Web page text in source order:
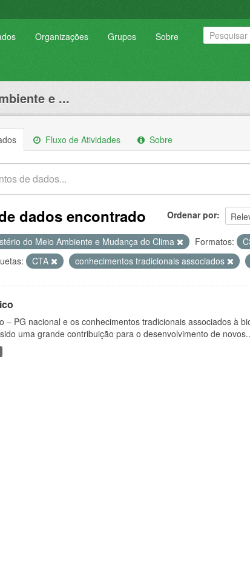
Organizações Grupos Sobre
e ...
Fluxo de Atividades Sobre
Ordenar por
dados encontrado
do Meio Ambiente e Mudança do Clima Formatos:
CTA conhecimentos tradicionais associados
– PG nacional e os conhecimentos tradicionais associados à
uma grande contribuição para o desenvolvimento de